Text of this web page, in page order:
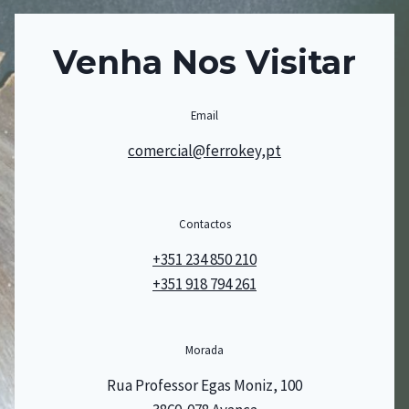
Venha Nos Visitar
Email
comercial@ferrokey,pt
Contactos
+351 234 850 210
+351 918 794 261
Morada
Rua Professor Egas Moniz, 100